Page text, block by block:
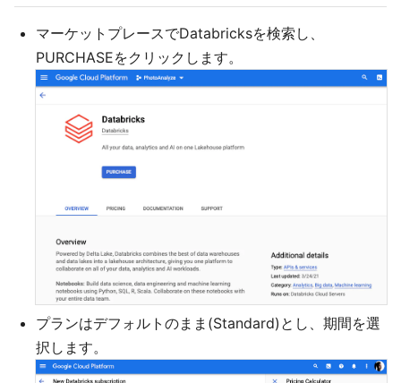
マーケットプレースでDatabricksを検索し、
PURCHASEをクリックします。
プランはデフォルトのまま(Standard)とし、期間を選
択します。